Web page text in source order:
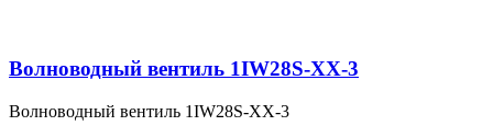
Волноводный вентиль 1IW28S-XX-3
Волноводный вентиль 1IW28S-XX-3